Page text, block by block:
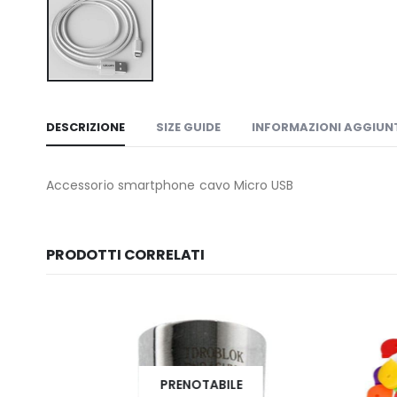
DESCRIZIONE SIZE GUIDE INFORMAZIONI
Accessorio smartphone cavo Micro USB
PRODOTTI CORRELATI
PRENOTABILE